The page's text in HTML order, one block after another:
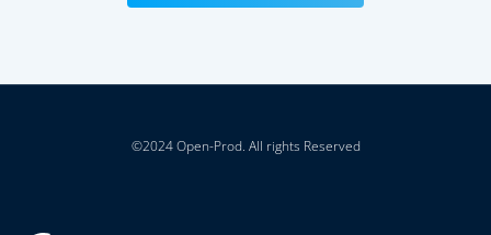
©2024 Open-Prod. All rights Reserved